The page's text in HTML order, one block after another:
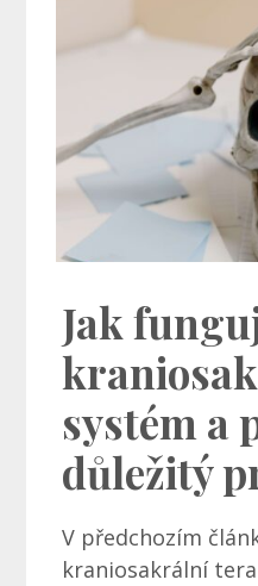
Jak
systém a
důležitý
V předchozím
kraniosakrální